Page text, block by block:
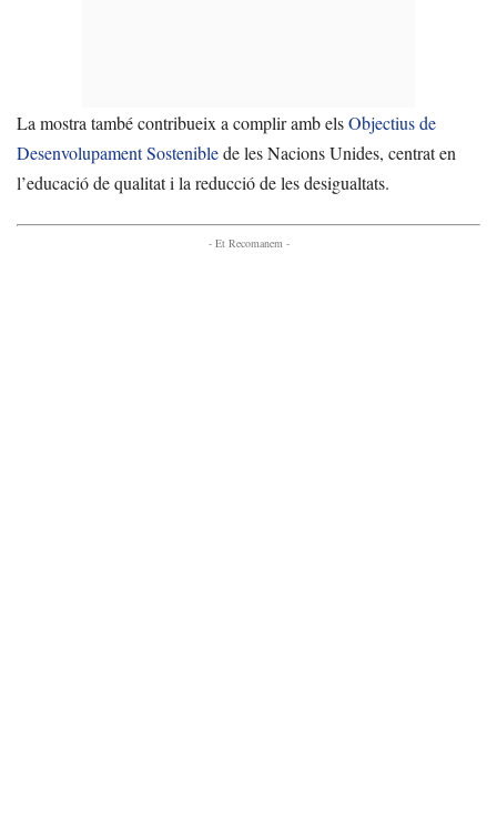
La mostra també contribueix a complir amb elsObjectius de
Desenvolupament Sosteniblede les Nacions Unides, centrat en
l’educació de qualitat i la reducció de les desigualtats.
- Et Recomanem -